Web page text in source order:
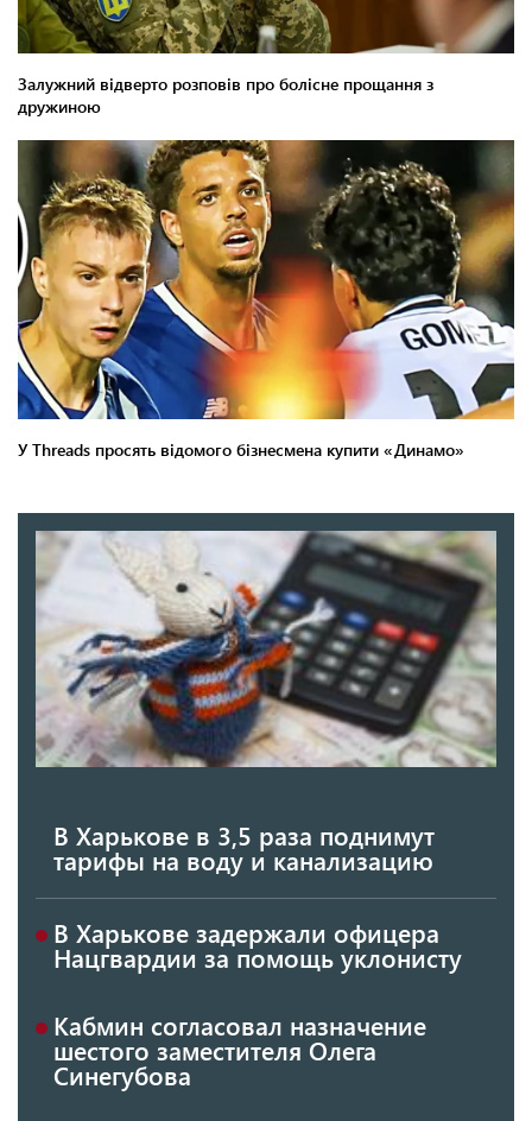
В Харькове в 3,5 раза поднимут
тарифы на воду и канализацию
В Харькове задержали офицера
Нацгвардии за помощь уклонисту
Кабмин согласовал назначение
шестого заместителя Олега
Синегубова